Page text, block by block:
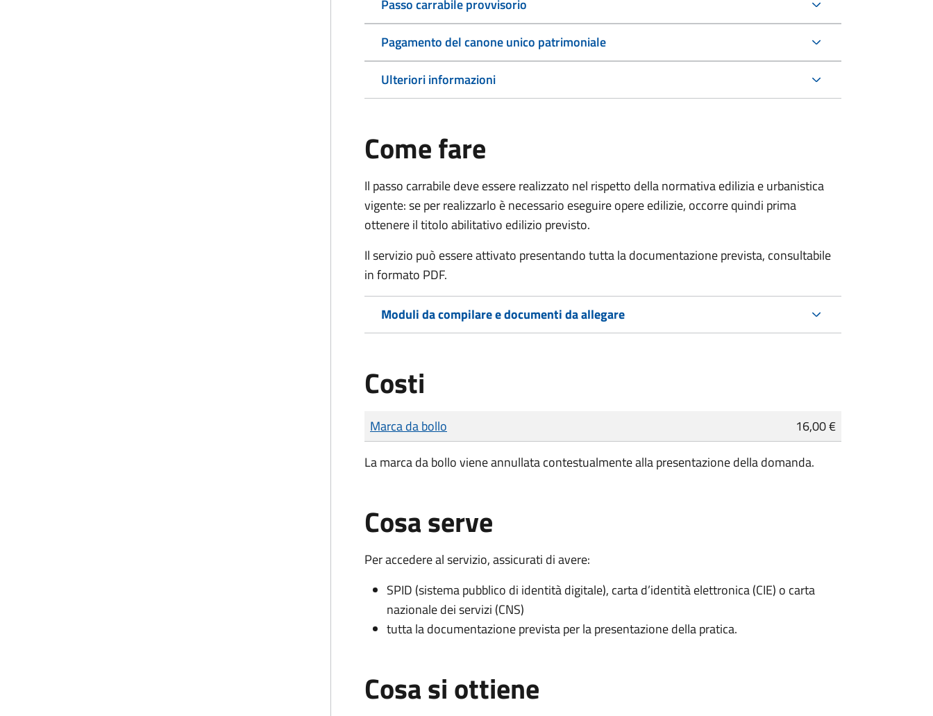
Passo carrabile provvisorio
Pagamento del canone unico patrimoniale
Ulteriori informazioni
Come fare
Il passo carrabile deve essere realizzato nel rispetto della normativa edilizia e urbanistica
vigente: se per realizzarlo è necessario eseguire opere edilizie, occorre quindi prima
ottenere il titolo abilitativo edilizio previsto.
Il servizio può essere attivato presentando tutta la documentazione prevista, consultabile
in formato PDF.
Moduli da compilare e documenti da allegare
Costi
Tipo di pagamento
Importo
Marca da bollo
16,00 €
La marca da bollo viene annullata contestualmente alla presentazione della domanda.
Cosa serve
Per accedere al servizio, assicurati di avere:
SPID (sistema pubblico di identità digitale), carta d’identità elettronica (CIE) o carta
nazionale dei servizi (CNS)
tutta la documentazione prevista per la presentazione della pratica.
Cosa si ottiene